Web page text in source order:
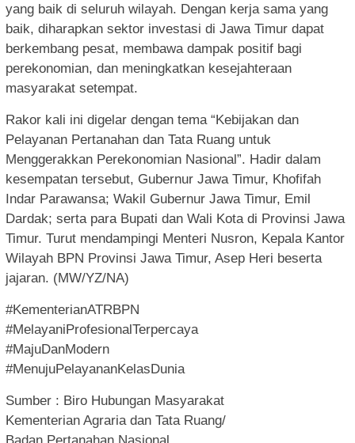
yang baik di seluruh wilayah. Dengan kerja sama yang
baik, diharapkan sektor investasi di Jawa Timur dapat
berkembang pesat, membawa dampak positif bagi
perekonomian, dan meningkatkan kesejahteraan
masyarakat setempat.
Rakor kali ini digelar dengan tema “Kebijakan dan
Pelayanan Pertanahan dan Tata Ruang untuk
Menggerakkan Perekonomian Nasional”. Hadir dalam
kesempatan tersebut, Gubernur Jawa Timur, Khofifah
Indar Parawansa; Wakil Gubernur Jawa Timur, Emil
Dardak; serta para Bupati dan Wali Kota di Provinsi Jawa
Timur. Turut mendampingi Menteri Nusron, Kepala Kantor
Wilayah BPN Provinsi Jawa Timur, Asep Heri beserta
jajaran. (MW/YZ/NA)
#KementerianATRBPN
#MelayaniProfesionalTerpercaya
#MajuDanModern
#MenujuPelayananKelasDunia
Sumber : Biro Hubungan Masyarakat
Kementerian Agraria dan Tata Ruang/